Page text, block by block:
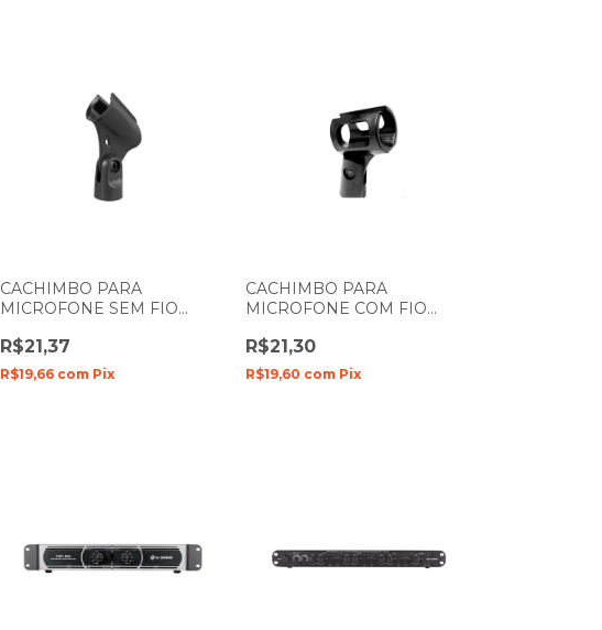
CACHIMBO PARA
MICROFONE SEM FIO
R$21,37
R$19,66 com Pix
CACHIMBO PARA
MICROFONE COM FIO
R$21,30
R$19,60 com Pix